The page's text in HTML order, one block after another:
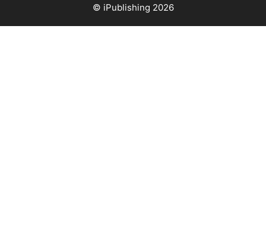
© iPublishing 2026